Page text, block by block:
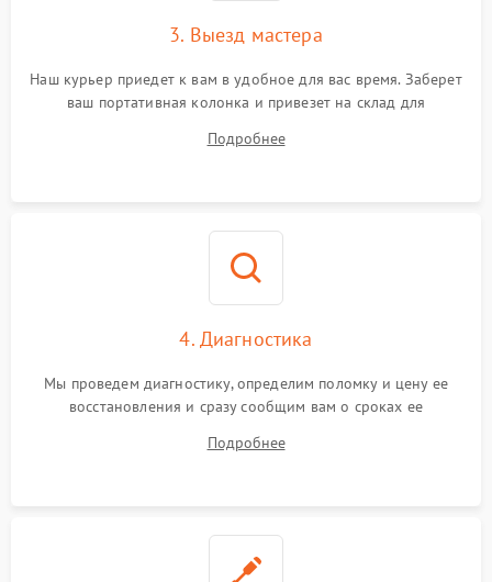
3. Выезд мастера
Наш курьер приедет к вам в удобное для вас время. Заберет
ваш портативная колонка и привезет на склад для
Подробнее
4. Диагностика
Мы проведем диагностику, определим поломку и цену ее
восстановления и сразу сообщим вам о сроках ее
Подробнее